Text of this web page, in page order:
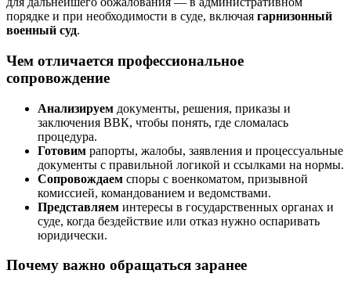
порядке и при необходимости в суде, включая гарнизонный
военный суд.
Чем отличается профессиональное
сопровождение
Анализируем документы, решения, приказы и
заключения ВВК, чтобы понять, где сломалась
процедура.
Готовим рапорты, жалобы, заявления и процессуальные
документы с правильной логикой и ссылками на нормы.
Сопровождаем споры с военкоматом, призывной
комиссией, командованием и ведомствами.
Представляем интересы в государственных органах и
суде, когда бездействие или отказ нужно оспаривать
юридически.
Почему важно обращаться заранее